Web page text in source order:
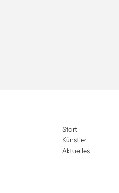
Start
Künstler
Aktuelles